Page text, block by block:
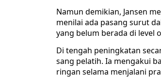
Namun demikian, Jansen
menilai ada pasang surut
yang belum berada di level
Di tengah peningkatan
sang pelatih. Ia mengakui
ringan selama menjalani